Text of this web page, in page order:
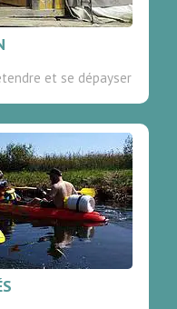
et se dépayser